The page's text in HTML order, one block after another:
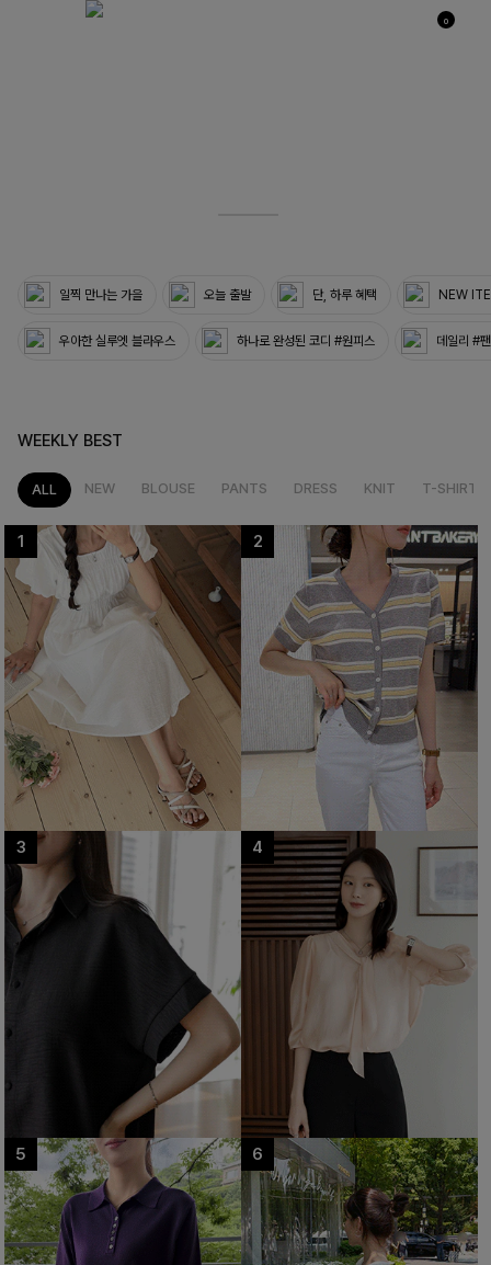
0
일찍 만나는 가을 오늘 출발 단, 하루 혜택 NEW
우아한 실루엣 블라우스 하나로 완성된 코디 #원피스 데일리 #
WEEKLY BEST
ALL NEW BLOUSE PANTS DRESS KNIT T-SHIRT